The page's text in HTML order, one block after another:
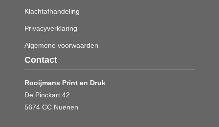
Klachtafhandeling
Privacyverklaring
Algemene voorwaarden
Contact
Rooijmans Print en Druk
De Pinckart 42
5674 CC Nuenen